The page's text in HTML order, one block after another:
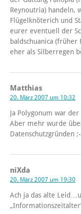
Reynoutria) handeln,
Flügelknöterich und
eurer eventuell der
baldschuanica
eher als Silberregen
Matthias
20. März 2007 um 10:32
Ja Polygonum war
Aber mehr wurde
Datenschutzgründen
niXda
20. März 2007 um 19:30
Ach ja das alte